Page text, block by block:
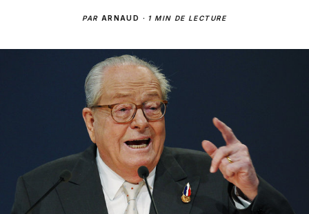
PAR ARNAUD · 1 MIN DE LECTURE